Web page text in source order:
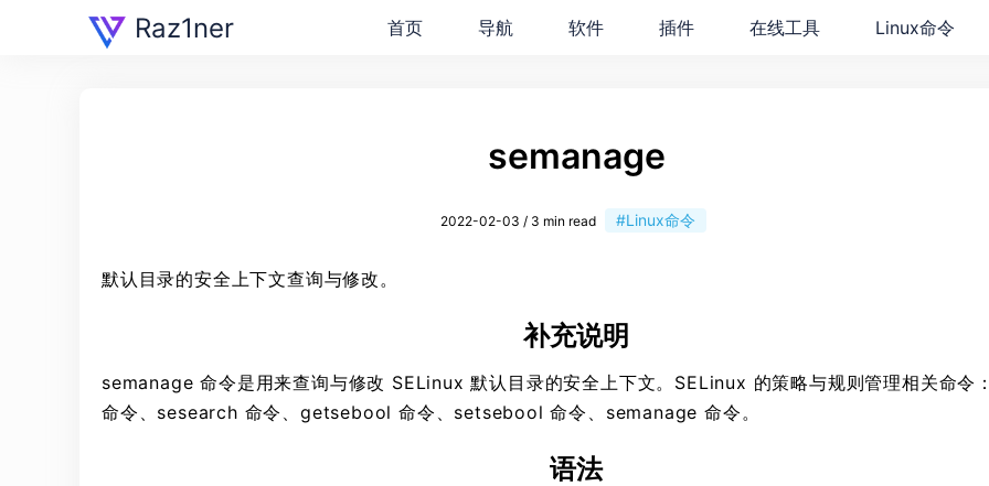
Raz1ner 首页 导航 软件 插件 在线工具 Linux命令
semanage
2022-02-03 / 3 min read #Linux命令
默认目录的安全上下文查询与修改。
补充说明
semanage 命令是用来查询与修改 SELinux 默认目录的安全上下文。SELinux 的策略与规则管理相关命令
命令、sesearch 命令、getsebool 命令、setsebool 命令、semanage 命令。
语法